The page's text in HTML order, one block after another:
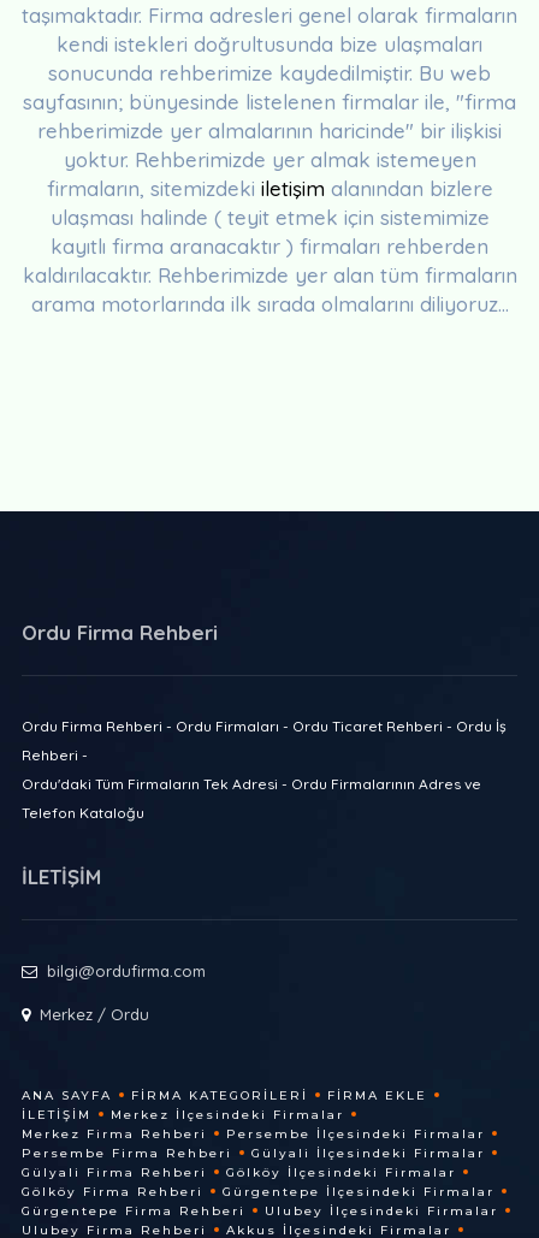
taşımaktadır. Firma adresleri genel olarak firmaların
kendi istekleri doğrultusunda bize ulaşmaları
sonucunda rehberimize kaydedilmiştir. Bu web
sayfasının; bünyesinde listelenen firmalar ile, "firma
rehberimizde yer almalarının haricinde" bir ilişkisi
yoktur. Rehberimizde yer almak istemeyen
firmaların, sitemizdeki iletişim alanından bizlere
ulaşması halinde ( teyit etmek için sistemimize
kayıtlı firma aranacaktır ) firmaları rehberden
kaldırılacaktır. Rehberimizde yer alan tüm firmaların
arama motorlarında ilk sırada olmalarını diliyoruz...
Ordu Firma Rehberi
Ordu Firma Rehberi - Ordu Firmaları - Ordu Ticaret Rehberi - Ordu İş
Rehberi -
Ordu'daki Tüm Firmaların Tek Adresi - Ordu Firmalarının Adres ve
Telefon Kataloğu
İLETİŞİM
bilgi@ordufirma.com
Merkez / Ordu
ANA SAYFA FIRMA KATEGORILERI
FIRMA EKLE
İLETIŞIM
Merkez İlçesindeki Firmalar
Merkez Firma Rehberi
Persembe İlçesindeki Firmalar
Persembe Firma Rehberi
Gülyali İlçesindeki Firmalar
Gülyali Firma Rehberi
Gölköy İlçesindeki Firmalar
Gölköy Firma Rehberi
Gürgentepe İlçesindeki Firmalar
Gürgentepe Firma Rehberi
Ulubey İlçesindeki Firmalar
Ulubey Firma Rehberi
Akkus İlçesindeki Firmalar